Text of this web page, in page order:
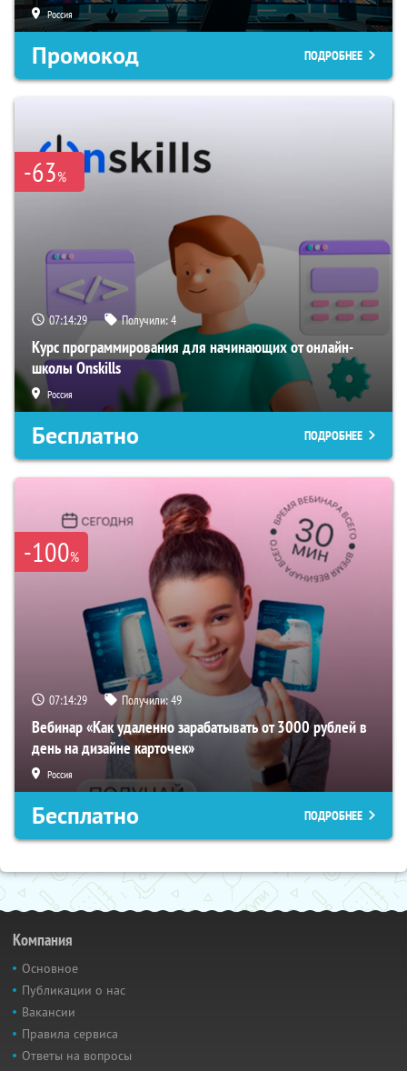
Россия
Промокод ПОДРОБНЕЕ
-63%
07:14:28 Получили:4
Курс программирования для начинающих от онлайн-
школы Onskills
Россия
Бесплатно ПОДРОБНЕЕ
-100%
07:14:28 Получили:49
Вебинар «Как удаленно зарабатывать от 3000 рублей в
день на дизайне карточек»
Россия
Бесплатно ПОДРОБНЕЕ
Компания
Основное
Публикации о нас
Вакансии
Правила сервиса
Ответы на вопросы